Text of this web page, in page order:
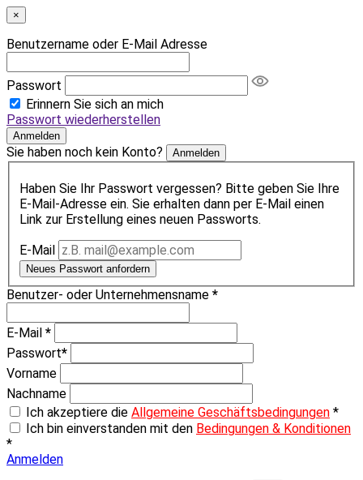
×
Benutzername oder E-Mail Adresse
Passwort
Erinnern Sie sich an mich
Passwort wiederherstellen
Anmelden
Sie haben noch kein Konto? Anmelden
Haben Sie Ihr Passwort vergessen? Bitte geben Sie Ihre
E-Mail-Adresse ein. Sie erhalten dann per E-Mail einen
Link zur Erstellung eines neuen Passworts.
E-Mail
Neues Passwort anfordern
Benutzer- oder Unternehmensname *
E-Mail *
Passwort*
Vorname
Nachname
Ich akzeptiere die Allgemeine Geschäftsbedingungen *
Ich bin einverstanden mit den Bedingungen & Konditionen
*
Anmelden